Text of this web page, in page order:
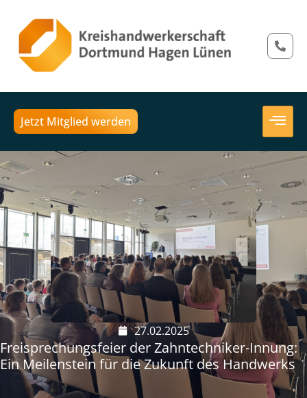
Jetzt Mitglied werden
27.02.2025
Freisprechungsfeier der Zahntechniker-Innung:
Ein Meilenstein für die Zukunft des Handwerks